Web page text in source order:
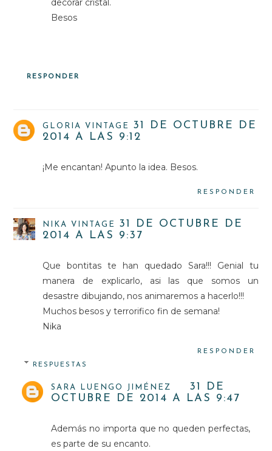
decorar cristal.
Besos
RESPONDER
GLORIA VINTAGE
31 DE OCTUBRE DE
2014 A LAS 9:12
¡Me encantan! Apunto la idea. Besos.
RESPONDER
NIKA VINTAGE
31 DE OCTUBRE DE
2014 A LAS 9:37
Que bontitas te han quedado Sara!!! Genial tu
manera de explicarlo, asi las que somos un
desastre dibujando, nos animaremos a hacerlo!!!
Muchos besos y terrorifico fin de semana!
Nika
RESPONDER
RESPUESTAS
SARA LUENGO JIMÉNEZ
31 DE
OCTUBRE DE 2014 A LAS 9:47
Además no importa que no queden perfectas,
es parte de su encanto.